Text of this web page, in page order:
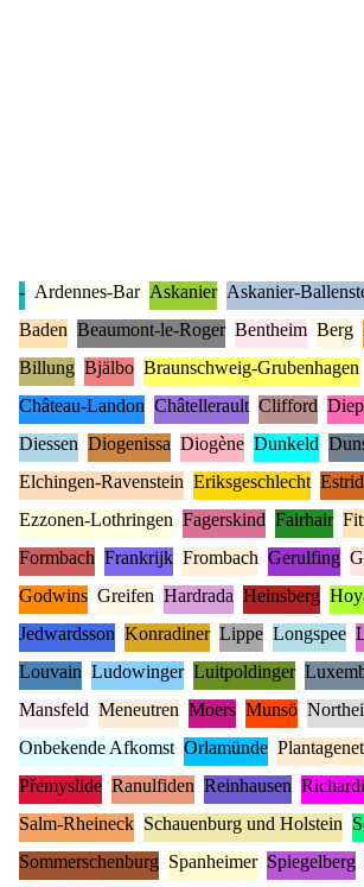
- Ardennes-Bar Askanier Askanier-
Baden Beaumont-le-Roger Bentheim Berg
Billung Bjälbo Braunschweig-Grubenhagen
Château-Landon Châtellerault Clifford
Diessen Diogenissa Diogène Dunkeld
Elchingen-Ravenstein Eriksgeschlecht
Ezzonen-Lothringen Fagerskind Fairhair
Formbach Frankrijk Frombach Gerulfing
Godwins Greifen Hardrada Heinsberg
Jedwardsson Konradiner Lippe Longspee
Louvain Ludowinger Luitpoldinger
Mansfeld Meneutren Moers Munsö
Onbekende Afkomst Orlamünde Plantagenet
Přemyslide Ranulfiden Reinhausen
Salm-Rheineck Schauenburg und Holstein
Sommerschenburg Spanheimer Spiegelberg